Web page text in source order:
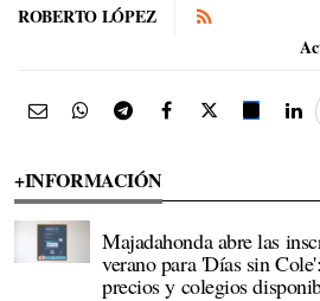
ROBERTO LÓPEZ
+INFORMACIÓN
Majadahonda abre las
verano para 'Días sin
precios y colegios